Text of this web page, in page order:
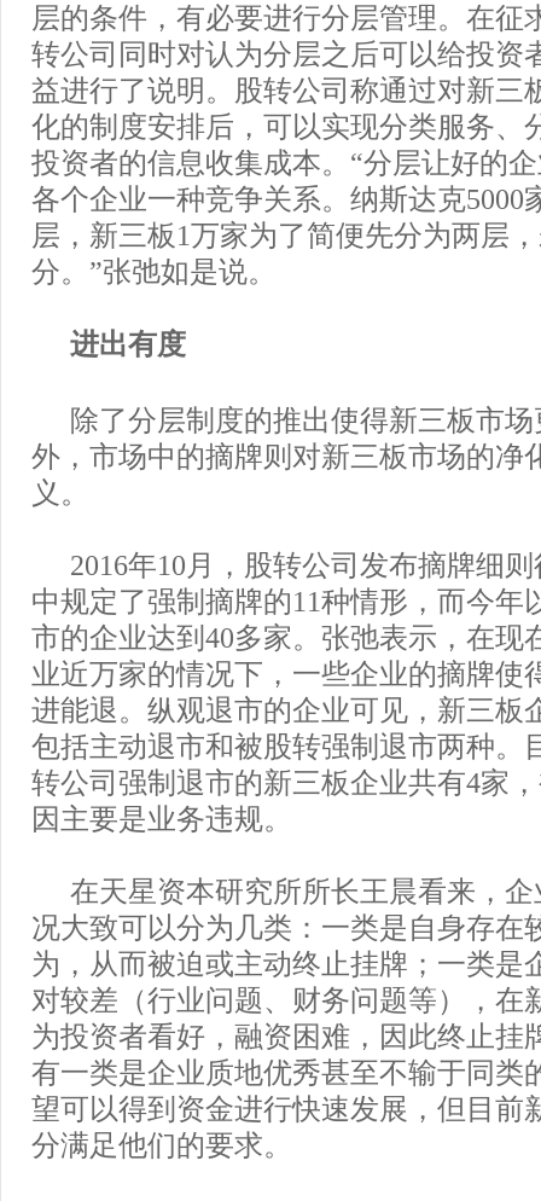
层的条件，有必要进行分层管理。在征
转公司同时对认为分层之后可以给投资
益进行了说明。股转公司称通过对新三
化的制度安排后，可以实现分类服务、
投资者的信息收集成本。“分层让好的
各个企业一种竞争关系。纳斯达克5000
层，新三板1万家为了简便先分为两层
分。”张弛如是说。
进出有度
除了分层制度的推出使得新三板市
外，市场中的摘牌则对新三板市场的净
义。
2016年10月，股转公司发布摘牌细
中规定了强制摘牌的11种情形，而今年
市的企业达到40多家。张弛表示，在现
业近万家的情况下，一些企业的摘牌使
进能退。纵观退市的企业可见，新三板
包括主动退市和被股转强制退市两种。
转公司强制退市的新三板企业共有4家
因主要是业务违规。
在天星资本研究所所长王晨看来，
况大致可以分为几类：一类是自身存在
为，从而被迫或主动终止挂牌；一类是
对较差（行业问题、财务问题等），在
为投资者看好，融资困难，因此终止挂
有一类是企业质地优秀甚至不输于同类
望可以得到资金进行快速发展，但目前
分满足他们的要求。